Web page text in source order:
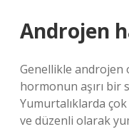
Androjen
Genellikle androjen
hormonun aşırı bir
Yumurtalıklarda çok
ve düzenli olarak